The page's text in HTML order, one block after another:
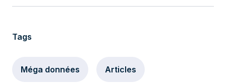
Tags
Méga données Articles